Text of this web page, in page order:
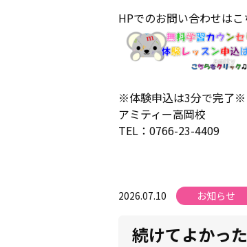
HPでのお問い合わせは
※体験申込は3分で完了※
アミティー高岡校
TEL：0766-23-4409
2026.07.10 お知らせ
続けてよかっ